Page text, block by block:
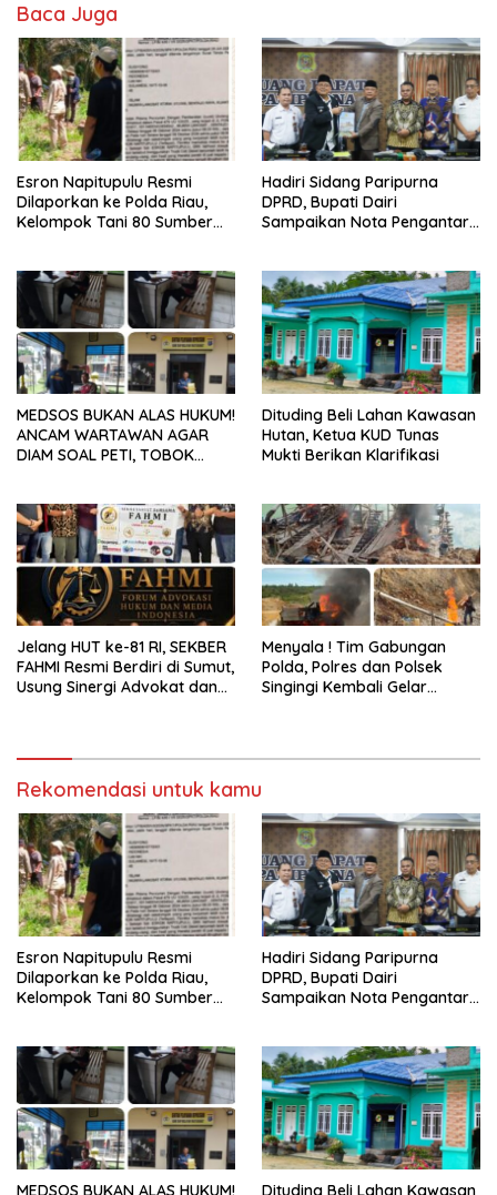
Baca Juga
Esron Napitupulu Resmi
Dilaporkan ke Polda Riau,
Kelompok Tani 80 Sumber
Hadiri Sidang Paripurna
DPRD, Bupati Dairi
Sampaikan Nota Pengantar
MEDSOS BUKAN ALAS HUKUM!
ANCAM WARTAWAN AGAR
DIAM SOAL PETI, TOBOK
Dituding Beli Lahan Kawasan
Hutan, Ketua KUD Tunas
Mukti Berikan Klarifikasi
Jelang HUT ke-81 RI, SEKBER
FAHMI Resmi Berdiri di Sumut,
Usung Sinergi Advokat dan
Menyala ! Tim Gabungan
Polda, Polres dan Polsek
Singingi Kembali Gelar
Rekomendasi untuk kamu
Esron Napitupulu Resmi
Dilaporkan ke Polda Riau,
Kelompok Tani 80 Sumber
Hadiri Sidang Paripurna
DPRD, Bupati Dairi
Sampaikan Nota Pengantar
MEDSOS BUKAN ALAS HUKUM!
Dituding Beli Lahan Kawasan